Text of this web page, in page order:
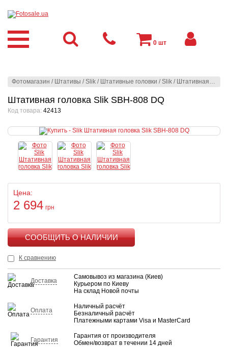
Фотомагазин / Штативы /Slik / Штативные головки /Slik / Штативная головка Slik SBH-808 DQ
Штативная головка Slik SBH-808 DQ
Код товара: 42413
Цена:
2 694 грн
К сравнению
Доставка
Самовывоз из магазина (Киев)
Курьером по Киеву
На склад Новой почты
Оплата
Наличный расчёт
Безналичный расчёт
Платежными картами Visa и MasterCard
Гарантия
Гарантия от производителя
Обмен/возврат в течении 14 дней
0 шт